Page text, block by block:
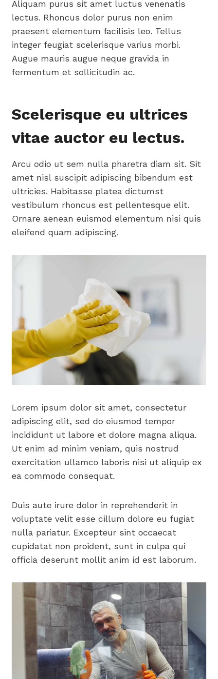
Aliquam purus sit amet luctus venenatis
lectus. Rhoncus dolor purus non enim
praesent elementum facilisis leo. Tellus
integer feugiat scelerisque varius morbi.
Augue mauris augue neque gravida in
fermentum et sollicitudin ac.
Scelerisque eu ultrices
vitae auctor eu lectus.
Arcu odio ut sem nulla pharetra diam sit. Sit
amet nisl suscipit adipiscing bibendum est
ultricies. Habitasse platea dictumst
vestibulum rhoncus est pellentesque elit.
Ornare aenean euismod elementum nisi quis
eleifend quam adipiscing.
Lorem ipsum dolor sit amet, consectetur
adipiscing elit, sed do eiusmod tempor
incididunt ut labore et dolore magna aliqua.
Ut enim ad minim veniam, quis nostrud
exercitation ullamco laboris nisi ut aliquip ex
ea commodo consequat.
Duis aute irure dolor in reprehenderit in
voluptate velit esse cillum dolore eu fugiat
nulla pariatur. Excepteur sint occaecat
cupidatat non proident, sunt in culpa qui
officia deserunt mollit anim id est laborum.